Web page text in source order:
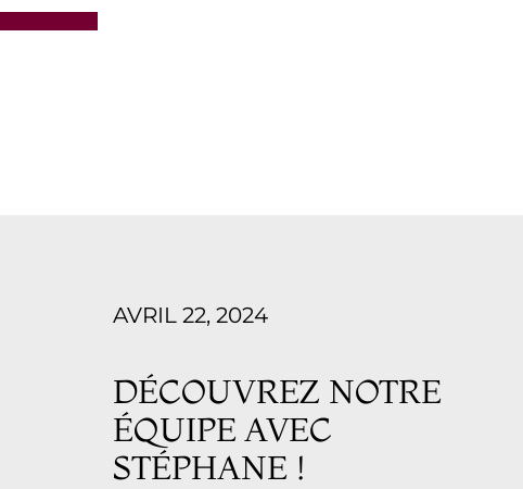
AVRIL 22, 2024
DÉCOUVREZ NOTRE
ÉQUIPE AVEC
STÉPHANE !